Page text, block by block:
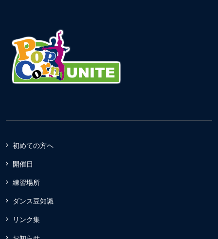
初めての方へ
開催日
練習場所
ダンス豆知識
リンク集